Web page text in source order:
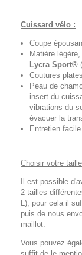
Cuissard vélo :
Coupe
Matière
Lycra Sport®
Coutures
Peau de
insert du
vibrations du
évacuer la
Entretien facile.
Choisir votre
Il est possible
2 tailles
L), pour cela il
puis de nous
maillot.
Vous pouvez